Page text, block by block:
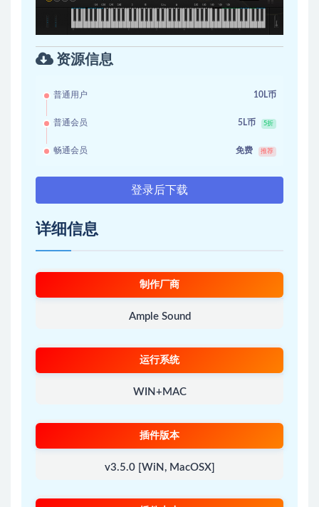
资源信息
普通用户 10L币
普通会员 5L币 5折
畅通会员 免费 推荐
登录后下载
详细信息
制作厂商
Ample Sound
运行系统
WIN+MAC
插件版本
v3.5.0 [WiN, MacOSX]